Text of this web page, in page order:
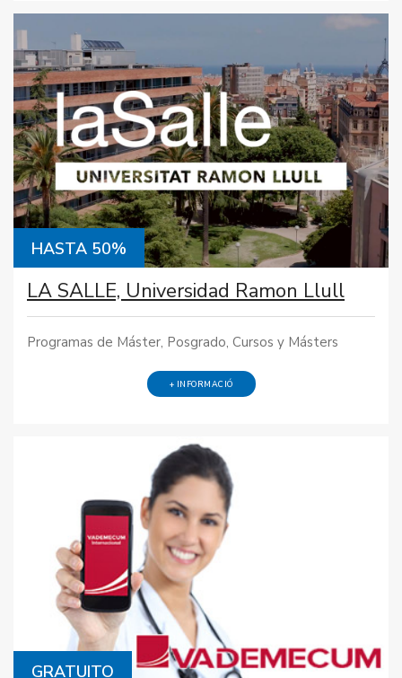
HASTA 50%
LA SALLE, Universidad Ramon Llull
Programas de Máster, Posgrado, Cursos y Másters
+ INFORMACIÓ
GRATUITO